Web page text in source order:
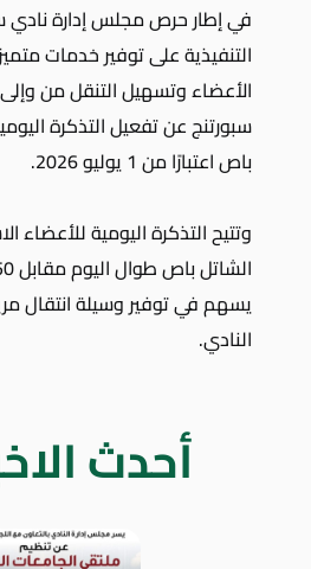
في إطار حرص مجلس إدارة نادي
التنفيذية على توفير خدمات
الأعضاء وتسهيل التنقل من
سبورتنج عن تفعيل التذكرة
باص اعتبارًا من 1 يوليو 2026.
وتتيح التذكرة اليومية للأعضاء
يسهم في توفير وسيلة انتقال
النادي.
أحدث